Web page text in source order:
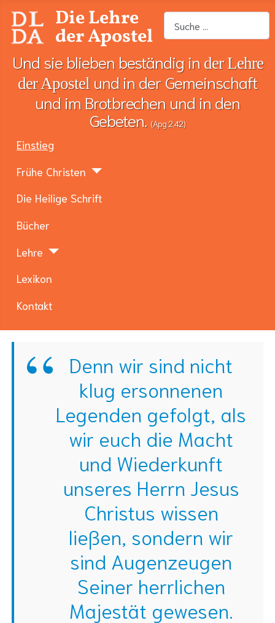
Die Lehre
der Apostel
Suchen
Und sie blieben beständig in der Lehre
der Apostel und in der Gemeinschaft
und im Brotbrechen und in den
Gebeten.
(Apg 2,42)
Einstieg
Frühe Christen
Die Heilige Schrift
Bücher
Lehre
Lexikon
Kontakt
Denn wir sind nicht
klug ersonnenen
Legenden gefolgt, als
wir euch die Macht
und Wiederkunft
unseres Herrn Jesus
Christus wissen
ließen, sondern wir
sind Augenzeugen
Seiner herrlichen
Majestät gewesen.